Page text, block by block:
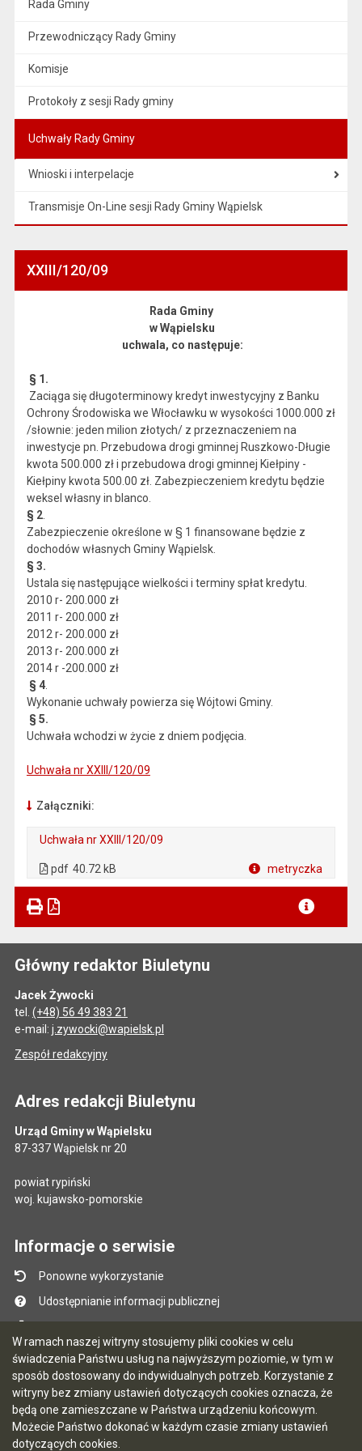
W ramach naszej witryny stosujemy pliki cookies w celu
świadczenia Państwu usług na najwyższym poziomie, w tym w
sposób dostosowany do indywidualnych potrzeb. Korzystanie z
witryny bez zmiany ustawień dotyczących cookies oznacza, że
będą one zamieszczane w Państwa urządzeniu końcowym.
Możecie Państwo dokonać w każdym czasie zmiany ustawień
dotyczących cookies.
Rada Gminy
Przewodniczący Rady Gminy
Komisje
Protokoły z sesji Rady gminy
Uchwały Rady Gminy
Wnioski i interpelacje
Transmisje On-Line sesji Rady Gminy Wąpielsk
XXIII/120/09
Rada Gminy
w Wąpielsku
uchwala, co następuje:
§ 1.
Zaciąga się długoterminowy kredyt inwestycyjny z Banku
Ochrony Środowiska we Włocławku w wysokości 1000.000 zł
/słownie: jeden milion złotych/ z przeznaczeniem na
inwestycje pn. Przebudowa drogi gminnej Ruszkowo-Długie
kwota 500.000 zł i przebudowa drogi gminnej Kiełpiny -
Kiełpiny kwota 500.00 zł. Zabezpieczeniem kredytu będzie
weksel własny in blanco.
§ 2.
Zabezpieczenie określone w § 1 finansowane będzie z
dochodów własnych Gminy Wąpielsk.
§ 3.
Ustala się następujące wielkości i terminy spłat kredytu.
2010 r- 200.000 zł
2011 r- 200.000 zł
2012 r- 200.000 zł
2013 r- 200.000 zł
2014 r -200.000 zł
§ 4.
Wykonanie uchwały powierza się Wójtowi Gminy.
§ 5.
Uchwała wchodzi w życie z dniem podjęcia.
Uchwała nr XXIII/120/09
Załączniki:
Uchwała nr XXIII/120/09
pdf 40.72 kB metryczka
Główny redaktor Biuletynu
Jacek Żywocki
tel. (+48) 56 49 383 21
e-mail: j.zywocki@wapielsk.pl
Zespół redakcyjny
Adres redakcji Biuletynu
Urząd Gminy w Wąpielsku
87-337 Wąpielsk nr 20
powiat rypiński
woj. kujawsko-pomorskie
Informacje o serwisie
Ponowne wykorzystanie
Udostępnianie informacji publicznej
Mapa serwisu
Instrukcja obsługi
Statystyki oglądalności
Ostatnio dodane
Ostatnia aktualizacja BIP: 07.08.2026 13:39